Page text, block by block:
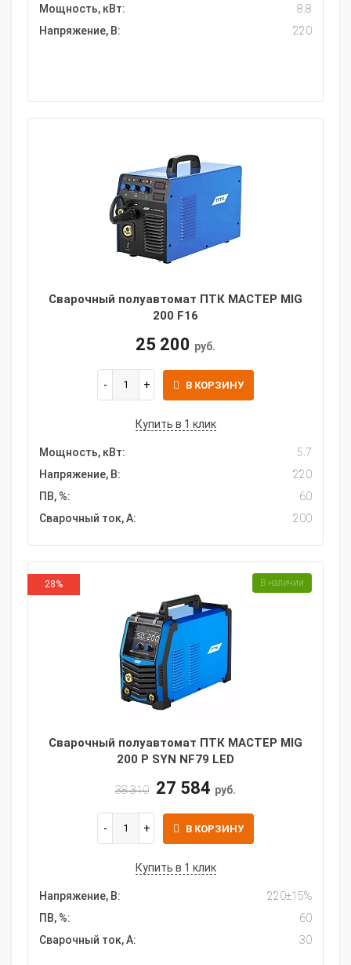
Мощность, кВт:
8.8
Напряжение, В:
220
Сварочный полуавтомат ПТК МАСТЕР MIG
200 F16
25 200 руб.
В КОРЗИНУ
Купить в 1 клик
Мощность, кВт:
5.7
Напряжение, В:
220
ПВ, %:
60
Сварочный ток, А:
200
28%
Сварочный полуавтомат ПТК МАСТЕР MIG
200 P SYN NF79 LED
38 310 27 584 руб.
В КОРЗИНУ
Купить в 1 клик
Напряжение, В:
220±15%
ПВ, %:
60
Сварочный ток, А:
30
В наличии